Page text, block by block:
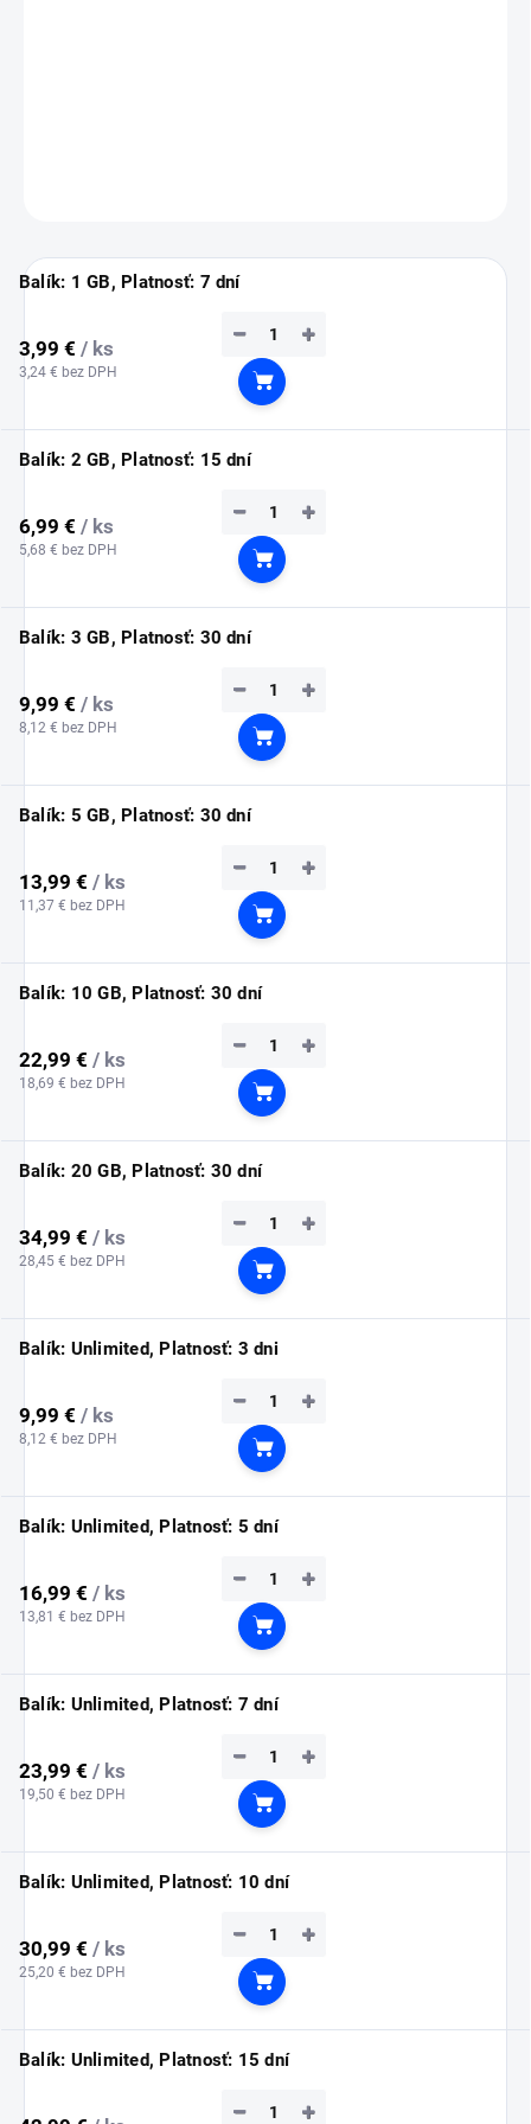
Balík: 1 GB, Platnosť: 7 dní
3,99 € / ks
3,24 € bez DPH
+
−
Do košíka
Balík: 2 GB, Platnosť: 15 dní
6,99 € / ks
5,68 € bez DPH
+
−
Do košíka
Balík: 3 GB, Platnosť: 30 dní
9,99 € / ks
8,12 € bez DPH
+
−
Do košíka
Balík: 5 GB, Platnosť: 30 dní
13,99 € / ks
11,37 € bez DPH
+
−
Do košíka
Balík: 10 GB, Platnosť: 30 dní
22,99 € / ks
18,69 € bez DPH
+
−
Do košíka
Balík: 20 GB, Platnosť: 30 dní
34,99 € / ks
28,45 € bez DPH
+
−
Do košíka
Balík: Unlimited, Platnosť: 3 dni
9,99 € / ks
8,12 € bez DPH
+
−
Do košíka
Balík: Unlimited, Platnosť: 5 dní
16,99 € / ks
13,81 € bez DPH
+
−
Do košíka
Balík: Unlimited, Platnosť: 7 dní
23,99 € / ks
19,50 € bez DPH
+
−
Do košíka
Balík: Unlimited, Platnosť: 10 dní
30,99 € / ks
25,20 € bez DPH
+
−
Do košíka
Balík: Unlimited, Platnosť: 15 dní
+
−